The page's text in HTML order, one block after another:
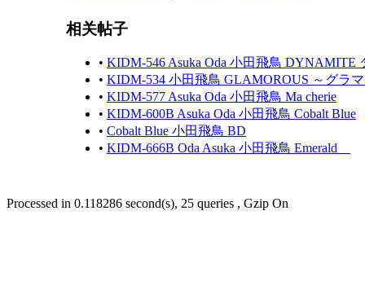
相关帖子
• KIDM-546 Asuka Oda 小田飛鳥 DYNAMITE
• KIDM-534 小田飛鳥 GLAMOROUS ～グ
• KIDM-577 Asuka Oda 小田飛鳥 Ma cherie
• KIDM-600B Asuka Oda 小田飛鳥 Cobalt Blue
• Cobalt Blue 小田飛鳥 BD
• KIDM-666B Oda Asuka 小田飛鳥 Emerald
Processed in 0.118286 second(s), 25 queries , Gzip On